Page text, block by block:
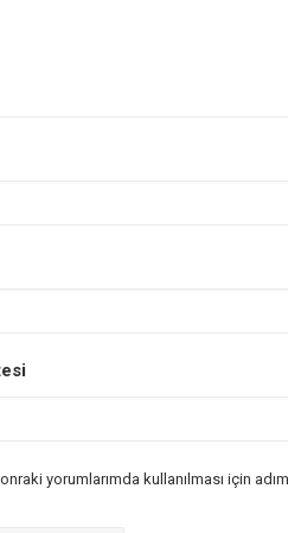
yorumlarımda kullanılması için